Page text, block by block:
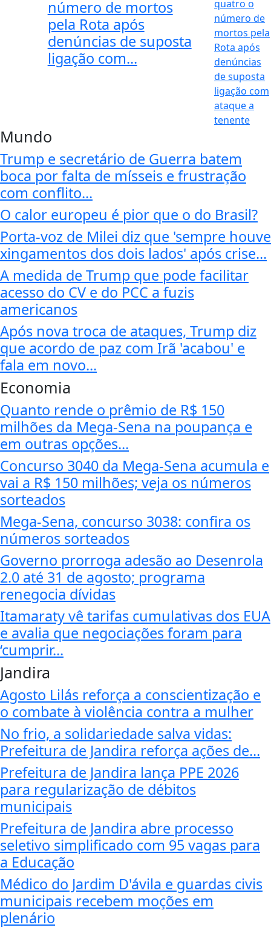
número de mortos
pela Rota após
denúncias de suposta
ligação com...
Mundo
Trump e secretário de Guerra batem
boca por falta de mísseis e frustração
com conflito...
O calor europeu é pior que o do Brasil?
Porta-voz de Milei diz que 'sempre houve
xingamentos dos dois lados' após crise...
A medida de Trump que pode facilitar
acesso do CV e do PCC a fuzis
americanos
Após nova troca de ataques, Trump diz
que acordo de paz com Irã 'acabou' e
fala em novo...
Economia
Quanto rende o prêmio de R$ 150
milhões da Mega-Sena na poupança e
em outras opções...
Concurso 3040 da Mega-Sena acumula e
vai a R$ 150 milhões; veja os números
sorteados
Mega-Sena, concurso 3038: confira os
números sorteados
Governo prorroga adesão ao Desenrola
2.0 até 31 de agosto; programa
renegocia dívidas
Itamaraty vê tarifas cumulativas dos EUA
e avalia que negociações foram para
‘cumprir...
Jandira
Agosto Lilás reforça a conscientização e
o combate à violência contra a mulher
No frio, a solidariedade salva vidas:
Prefeitura de Jandira reforça ações de...
Prefeitura de Jandira lança PPE 2026
para regularização de débitos
municipais
Prefeitura de Jandira abre processo
seletivo simplificado com 95 vagas para
a Educação
Médico do Jardim D'ávila e guardas civis
municipais recebem moções em
plenário